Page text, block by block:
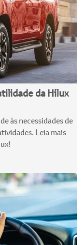
da Hilux
às necessidades de
Leia mais